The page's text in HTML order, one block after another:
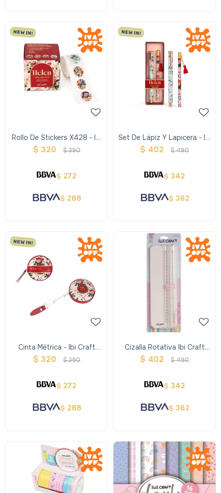
Rollo De Stickers X428 - Ibi
Craft Helen
$ 320 $390
$ 272
$ 288
Set De Lápiz Y Lapicera - Ibi
Craft Helen
$ 402 $490
$ 342
$ 362
Cinta Métrica - Ibi Craft
Helen
$ 320 $390
$ 272
$ 288
Cizalla Rotativa Ibi Craft
Mini A4
$ 402 $490
$ 342
$ 362